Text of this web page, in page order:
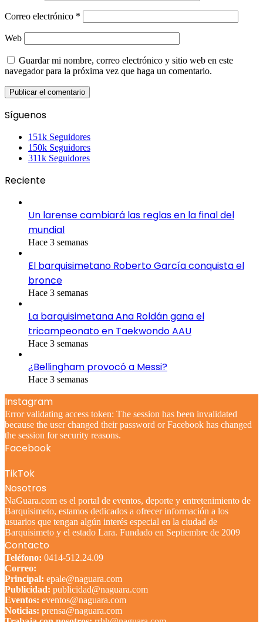
Correo electrónico *
Web
Guardar mi nombre, correo electrónico y sitio web en este
navegador para la próxima vez que haga un comentario.
Síguenos
151k Seguidores
150k Seguidores
311k Seguidores
Reciente
Un larense cambiará las reglas en la final del
mundial
Hace 3 semanas
El barquisimetano Roberto García conquista el
bronce
Hace 3 semanas
La barquisimetana Ana Roldán gana el
tricampeonato en Taekwondo AAU
Hace 3 semanas
¿Bellingham provocó a Messi?
Hace 3 semanas
Instagram
Error validating access token: The session has been invalidated
because the user changed their password or Facebook has changed
the session for security reasons.
Facebook
TikTok
Nosotros
NaGuara.com es el portal de eventos, deporte y entretenimiento de
Barquisimeto, estamos dedicados a ofrecer información a los
usuarios que tengan algún interés especial en la ciudad de
Barquisimeto y el estado Lara. Fundado en Septiembre de 2009
Contacto
Teléfono: 0414-512.24.09
Correo:
Principal: epale@naguara.com
Publicidad: publicidad@naguara.com
Eventos: eventos@naguara.com
Noticias: prensa@naguara.com